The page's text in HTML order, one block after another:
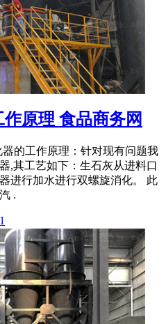
原理 食品商务网
器的工作原理：针对现有问题我
,其工艺如下：生石灰从进料口
进行加水进行双螺旋消化。 此
.